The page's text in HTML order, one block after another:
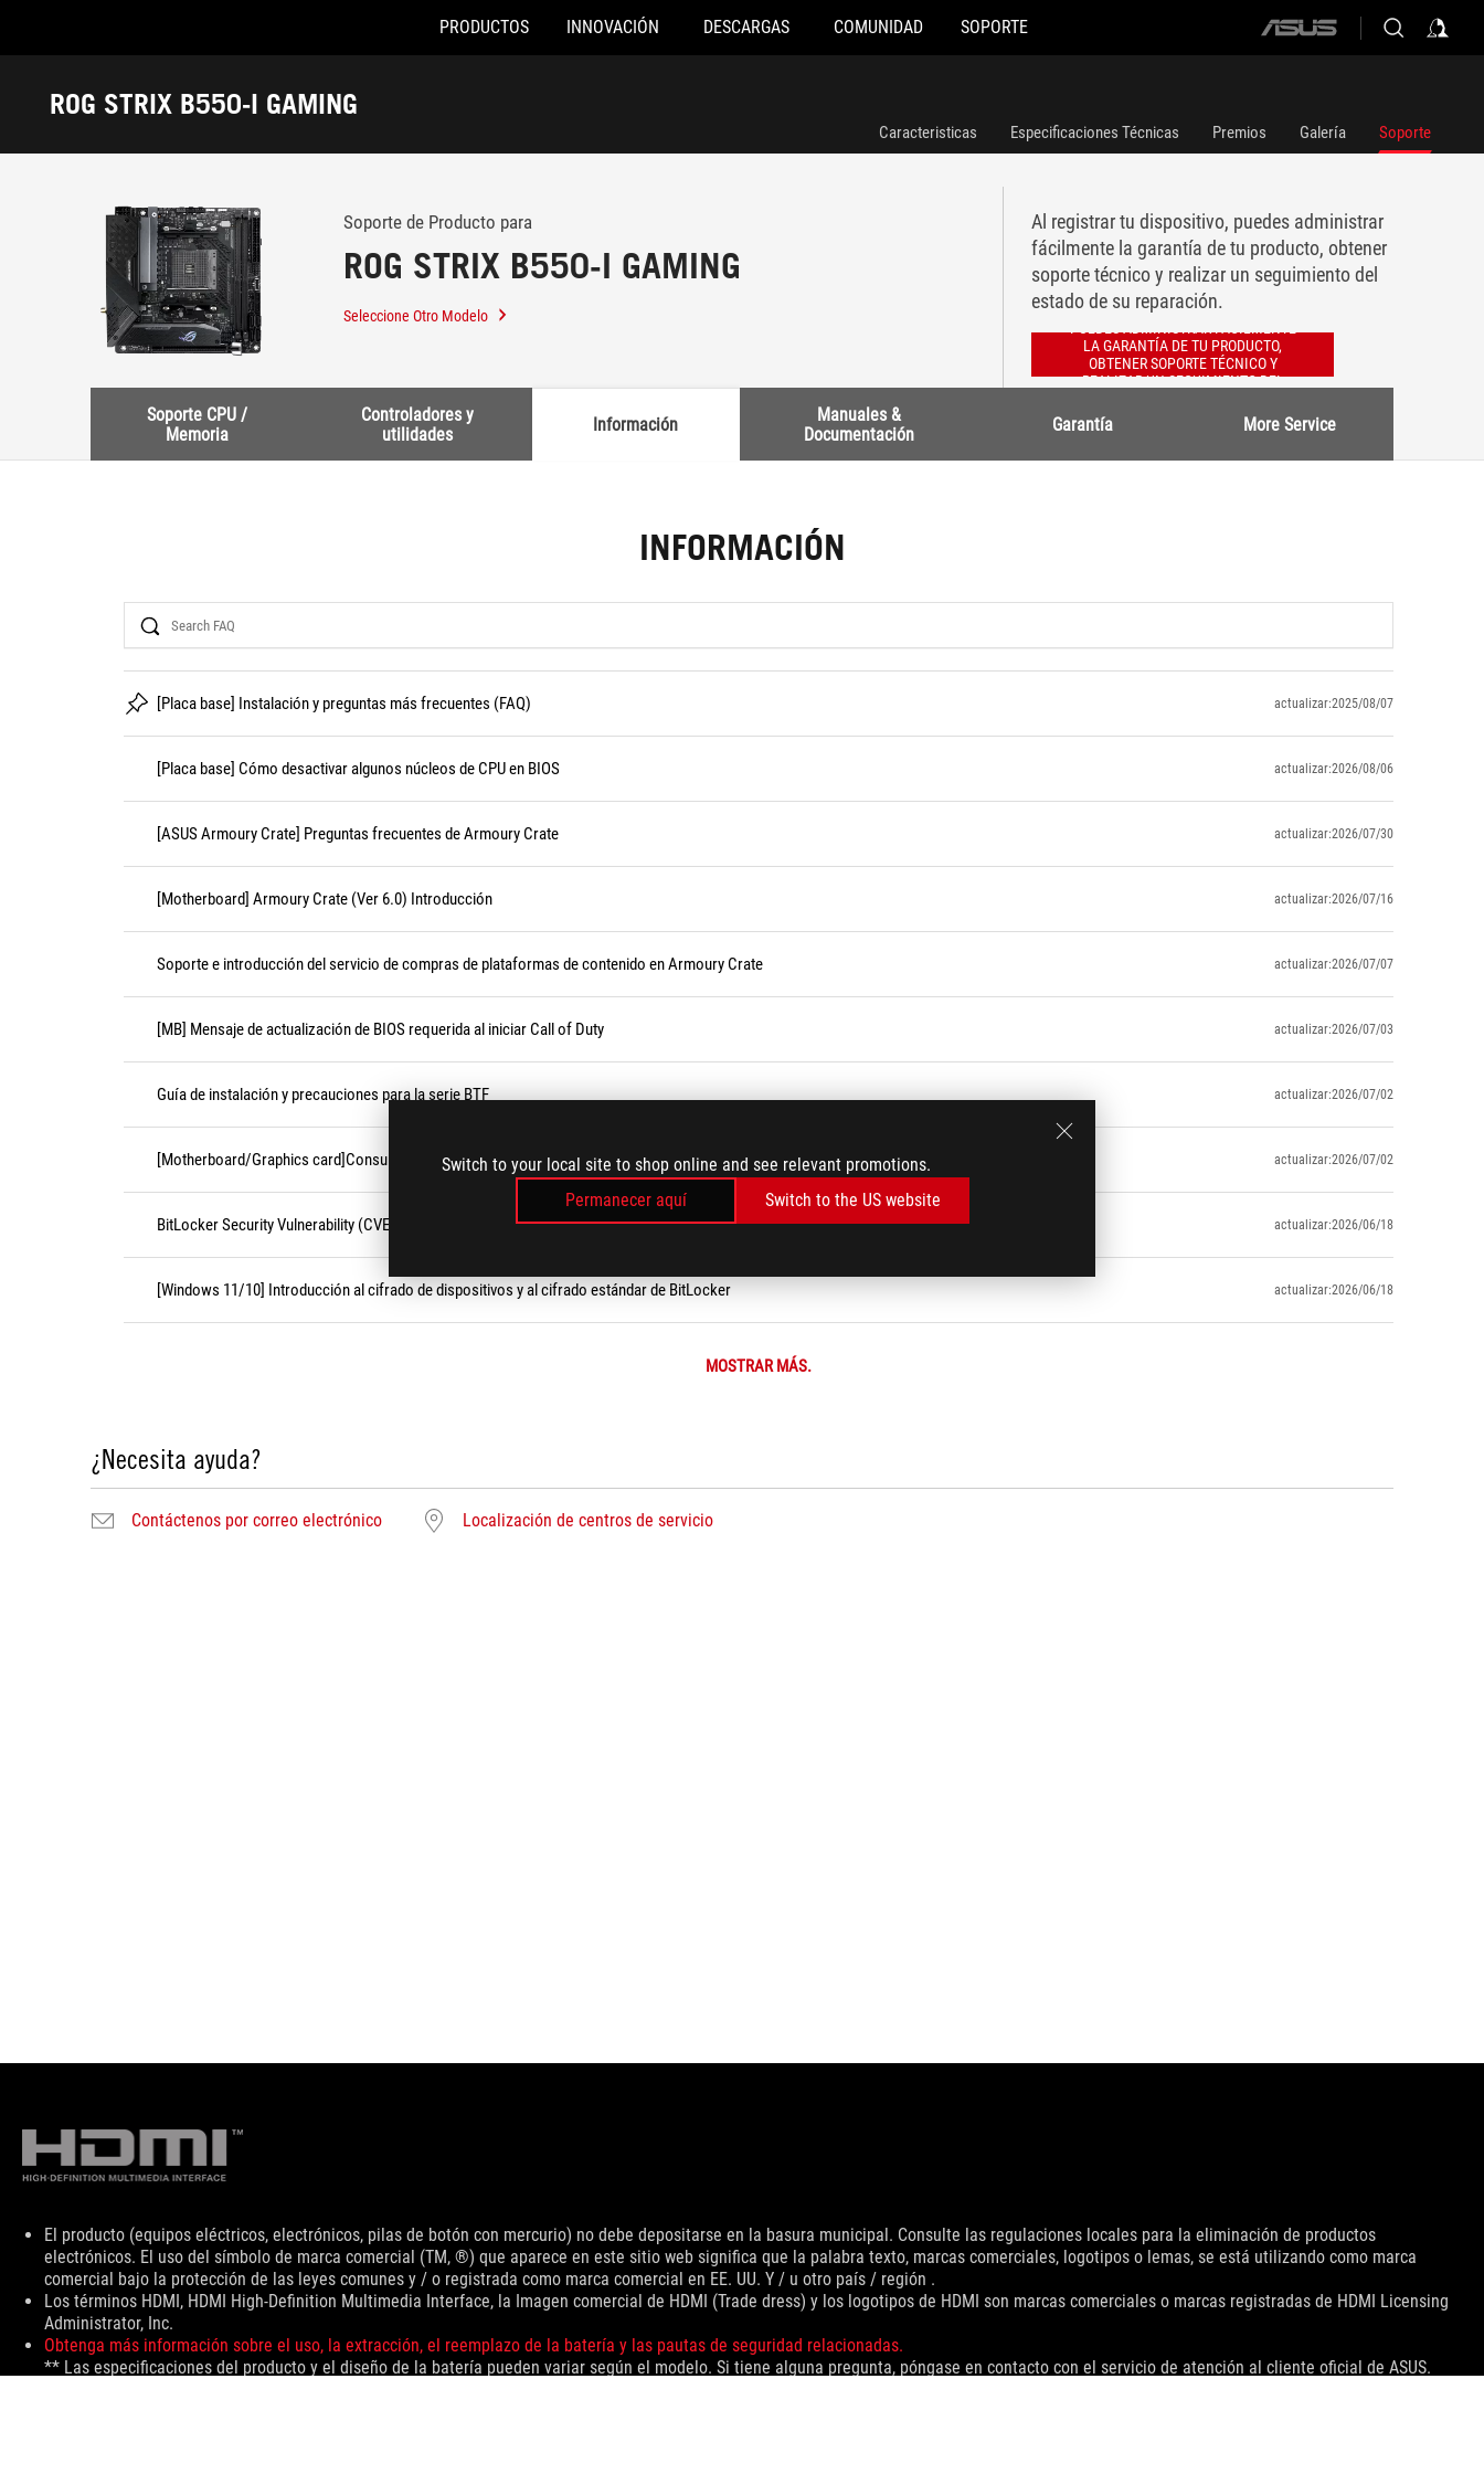
Switch to your local site to shop online and see relevant promotions.
Permanecer aquí
Switch to the US website
Accessibility links
PRODUCTOS INNOVACIÓN DESCARGAS COMUNIDAD SOPORTE
ASUS
ROG STRIX B550-I GAMING
Soporte
Caracteristicas Especificaciones Técnicas Premios Galería Soporte
Soporte de Producto para
ROG STRIX B550-I GAMING
Seleccione Otro Modelo
Al registrar tu dispositivo, puedes administrar
fácilmente la garantía de tu producto, obtener
soporte técnico y realizar un seguimiento del
estado de su reparación.
AL REGISTRAR TU DISPOSITIVO,
LA GARANTÍA DE TU PRODUCTO,
OBTENER SOPORTE TÉCNICO Y
REALIZAR UN SEGUIMIENTO DEL
Soporte CPU /
Memoria
Controladores y
utilidades
Información
Manuales &
Documentación
Garantía More Service
INFORMACIÓN
Search
[Placa base] Instalación y preguntas más frecuentes (FAQ) actualizar:2025/08/07
[Placa base] Cómo desactivar algunos núcleos de CPU en BIOS actualizar:2026/08/06
[ASUS Armoury Crate] Preguntas frecuentes de Armoury Crate actualizar:2026/07/30
[Motherboard] Armoury Crate (Ver 6.0) Introducción actualizar:2026/07/16
Soporte e introducción del servicio de compras de plataformas de contenido en Armoury Crate actualizar:2026/07/07
[MB] Mensaje de actualización de BIOS requerida al iniciar Call of Duty actualizar:2026/07/03
Guía de instalación y precauciones para la serie BTF actualizar:2026/07/02
[Motherboard/Graphics card]Consultar el número de serie mediante Armoury Crate actualizar:2026/07/02
BitLocker Security Vulnerability (CVE-2026-45585) actualizar:2026/06/18
[Windows 11/10] Introducción al cifrado de dispositivos y al cifrado estándar de BitLocker actualizar:2026/06/18
MOSTRAR MÁS.
¿Necesita ayuda?
Contáctenos por correo electrónico Localización de centros de servicio
Descargo
responsabilidad
El producto (equipos eléctricos, electrónicos, pilas de botón con mercurio) no debe depositarse en la basura municipal. Consulte las regulaciones locales para la eliminación de productos
electrónicos. El uso del símbolo de marca comercial (TM, ®) que aparece en este sitio web significa que la palabra texto, marcas comerciales, logotipos o lemas, se está utilizando como marca
comercial bajo la protección de las leyes comunes y / o registrada como marca comercial en EE. UU. Y / u otro país / región .
Los términos HDMI, HDMI High-Definition Multimedia Interface, la Imagen comercial de HDMI (Trade dress) y los logotipos de HDMI son marcas comerciales o marcas registradas de HDMI Licensing
Administrator, Inc.
Obtenga más información sobre el uso, la extracción, el reemplazo de la batería y las pautas de seguridad relacionadas.
** Las especificaciones del producto y el diseño de la batería pueden variar según el modelo. Si tiene alguna pregunta, póngase en contacto con el servicio de atención al cliente oficial de ASUS.